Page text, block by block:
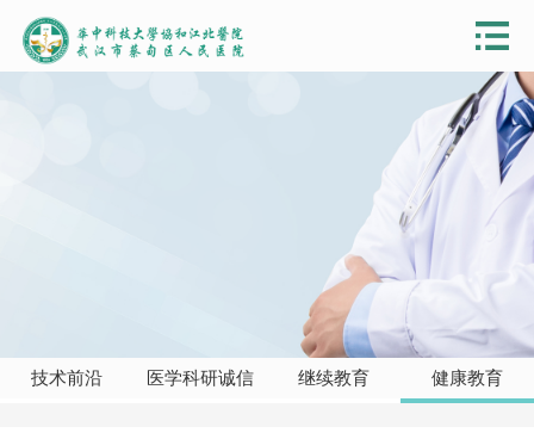
技术前沿 医学科研诚信 继续教育 健康教育